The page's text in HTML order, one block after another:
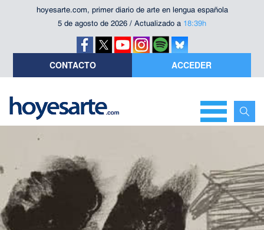
hoyesarte.com, primer diario de arte en lengua española
5 de agosto de 2026 / Actualizado a 18:39h
CONTACTO ACCEDER